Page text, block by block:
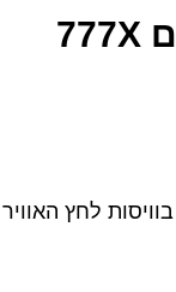
בריטיש איירווייס תרכוש מבואינג 42 מטוסים מדגם 777X
לחץ האוויר